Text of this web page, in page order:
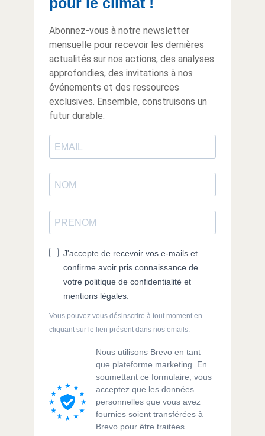
Abonnez-vous à notre newsletter
mensuelle pour recevoir les dernières
actualités sur nos actions, des analyses
approfondies, des invitations à nos
événements et des ressources
exclusives. Ensemble, construisons un
futur durable.
J'accepte de recevoir vos e-mails et
confirme avoir pris connaissance de
votre politique de confidentialité et
mentions légales.
Vous pouvez vous désinscrire à tout moment en
cliquant sur le lien présent dans nos emails.
Nous utilisons Brevo en tant
que plateforme marketing. En
soumettant ce formulaire, vous
acceptez que les données
personnelles que vous avez
fournies soient transférées à
Brevo pour être traitées